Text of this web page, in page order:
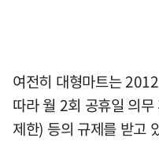
여전히 대형마트는
따라 월 2회 공휴일 의
제한) 등의 규제를 받고